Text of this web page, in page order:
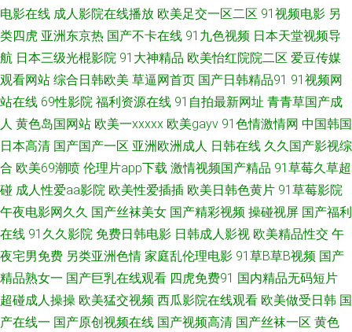
频网站 91福利汇 99青青视频 久久亚洲天堂 日本爆乳人人操人人色 成人刺激
91 超碰草超碰 91破处免费看 超碰人人上 国产在线就是鲁 草莓视频l 欧美人
人搞 色百度导航 伊人网国产 91区色色 波多野吉衣教师 国产吃瓜福利路线
青青草视频人人人人人人人 色呦呦人人视频 伊人91海角 91茄子在线视频 国
产精品麻豆91av 免费电影院网站电影天堂 日本卡一卡二一区 91豆花网页 B
一区二区三区四区五区 国产精品久久久探花 人人操个个 秋霞网中文字幕 色
超碰97人人操人人干 激情在线国产爆乳豆花 日本不卡a 亚洲人人插 91丝足
在线视频 超碰日日人人 美女搞黄 日韩国产自拍 亚洲黄色小说网站 91探花在
电影在线 成人影院在线播放 欧美足交一区二区 91视频电影 另
类四虎 亚洲东京热 国产不卡在线 91九色视频 日本天堂视频导
航 日本三级光棍影院 91大神精品 欧美怡红院院二区 爱豆传媒
观看网站 综合日韩欧美 草逼网首页 国产日韩精品91 91视频网
站在线 69性影院 福利资源在线 91自拍最新网址 青青草国产成
人 黄色岛国网站 欧美一xxxxx 欧美gayv 91色情激情网 中国韩国
日本高清 国产国产一区 亚洲欧洲成人 日韩在线 久久国产影视综
合 欧美69潮喷 伦理片app下载 激情视频国产精品 91草莓久草超
碰 成人性爱aa影院 欧美性爱插插 欧美日韩色黄片 91草莓影院
午夜电影网久久 国产丝袜美女 国产精彩视频 操碰视屏 国产福利
在线 91久久影院 免费日韩电影 日韩成人影视 欧美精品性交 午
夜宅男免费 另类亚洲色情 家庭乱伦理电影 91草B草B视频 国产
精品熟女一 国产巨乳在线观看 四虎免费91 国内精品无码短片
超碰成人操操 欧美猛交视频 西瓜影院在线观看 欧美做受日韩 国
产在线一 国产原创视频在线 国产视频高清 国产丝袜一区 黄色